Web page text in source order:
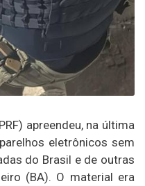
apreendeu, na última
eletrônicos sem
do Brasil e de outras
(BA). O material era